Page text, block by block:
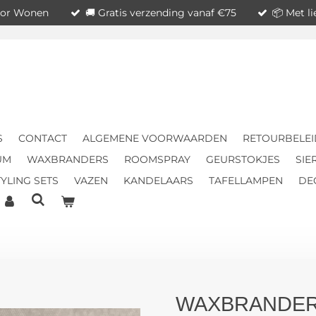
Wonen 🚚 Gratis verzending vanaf €75 📦 Met
CONTACT ALGEMENE VOORWAARDEN
WAXBRANDERS ROOMSPRAY GEURSTOKJES
SETS
VAZEN KANDELAARS TAFELLAMPEN